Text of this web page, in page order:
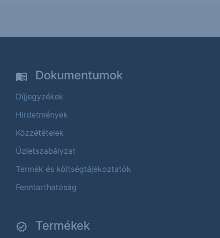
Dokumentumok
Díjjegyzékek
Hirdetmények
Közzétételek
Üzletszabályzat
Termék és költségtájékoztatók
Fenntarthatóság
Termékek